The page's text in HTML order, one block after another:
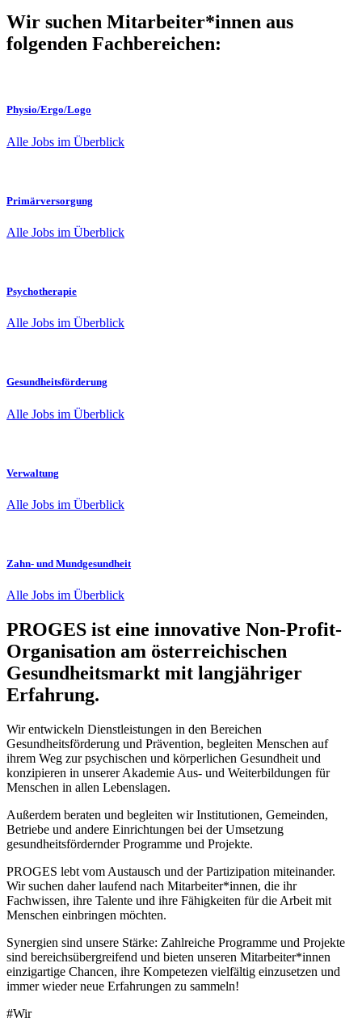
Wir suchen Mitarbeiter*innen aus
folgenden Fachbereichen:
Physio/Ergo/Logo
Alle Jobs im Überblick
Primärversorgung
Alle Jobs im Überblick
Psychotherapie
Alle Jobs im Überblick
Gesundheitsförderung
Alle Jobs im Überblick
Verwaltung
Alle Jobs im Überblick
Zahn- und Mundgesundheit
Alle Jobs im Überblick
PROGES ist eine innovative Non-Profit-
Organisation am österreichischen
Gesundheitsmarkt mit langjähriger
Erfahrung.
Wir entwickeln Dienstleistungen in den Bereichen
Gesundheitsförderung und Prävention, begleiten Menschen auf
ihrem Weg zur psychischen und körperlichen Gesundheit und
konzipieren in unserer Akademie Aus- und Weiterbildungen für
Menschen in allen Lebenslagen.
Außerdem beraten und begleiten wir Institutionen, Gemeinden,
Betriebe und andere Einrichtungen bei der Umsetzung
gesundheitsfördernder Programme und Projekte.
PROGES lebt vom Austausch und der Partizipation miteinander.
Wir suchen daher laufend nach Mitarbeiter*innen, die ihr
Fachwissen, ihre Talente und ihre Fähigkeiten für die Arbeit mit
Menschen einbringen möchten.
Synergien sind unsere Stärke: Zahlreiche Programme und Projekte
sind bereichsübergreifend und bieten unseren Mitarbeiter*innen
einzigartige Chancen, ihre Kompetezen vielfältig einzusetzen und
immer wieder neue Erfahrungen zu sammeln!
#Wir